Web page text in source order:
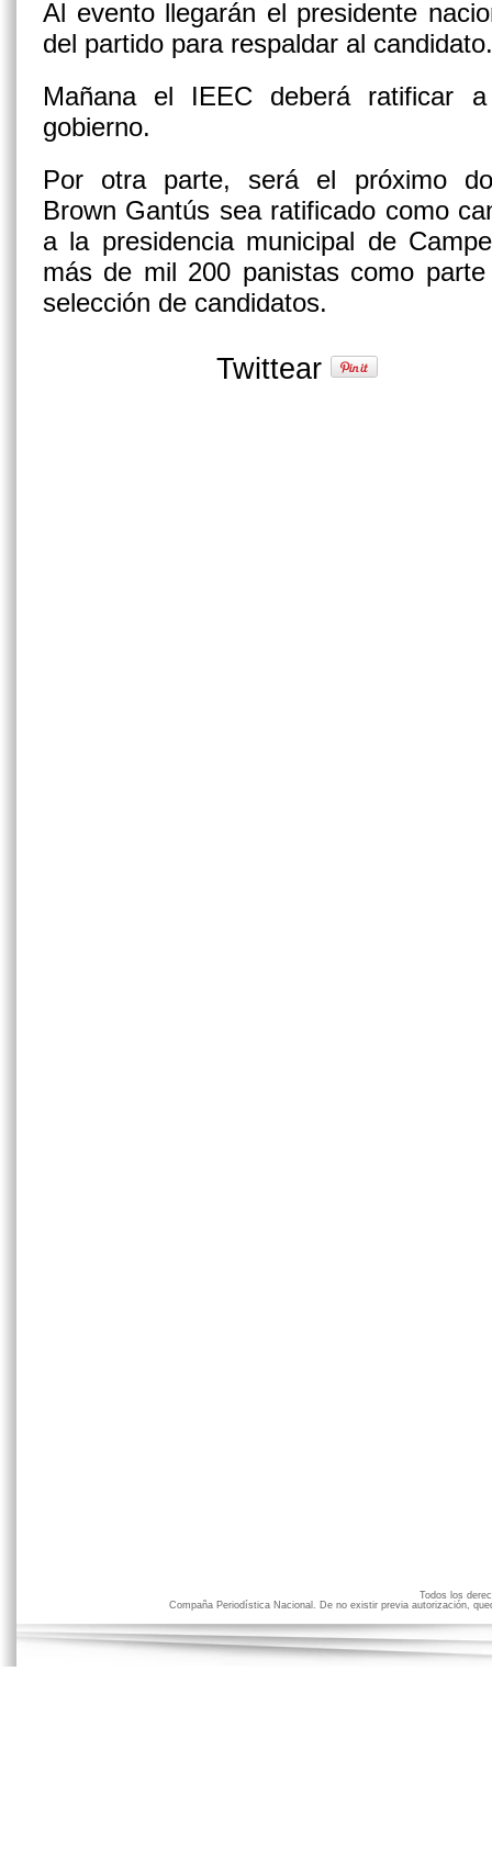
Al evento llegarán el presidente
del partido para respaldar al candidato.
Mañana el IEEC deberá ratificar
gobierno.
Por otra parte, será el próximo
Brown Gantús sea ratificado como
a la presidencia municipal de
más de mil 200 panistas como
selección de candidatos.
Twittear
Todos los
Compaña Periodística Nacional. De no existir previa autorización,